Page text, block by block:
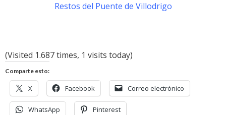
Restos del Puente de Villodrigo
(Visited 1.687 times, 1 visits today)
Comparte esto:
X Facebook Correo electrónico
WhatsApp Pinterest